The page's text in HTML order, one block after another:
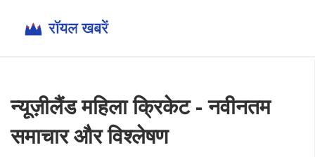
न्यूज़ीलैंड महिला क्रिकेट - नवीनतम
समाचार और विश्लेषण